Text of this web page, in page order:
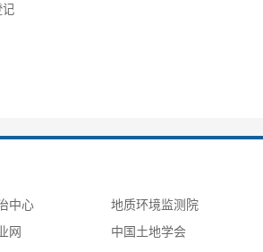
记
中心 地质环境监测院
网 中国土地学会